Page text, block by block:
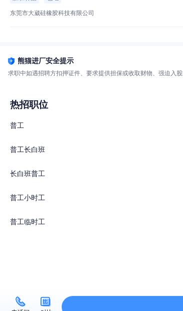
东莞市大崴硅橡胶科技有限公司
熊猫进厂安全提示
求职中如遇招聘方扣押证件、要求提供担保或收取财物、强迫入
热招职位
普工
普工长白班
长白班普工
普工小时工
普工临时工